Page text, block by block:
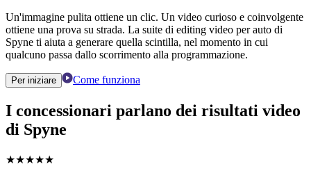
Un'immagine pulita ottiene un clic. Un video curioso e coinvolgente
ottiene una prova su strada. La suite di editing video per auto di
Spyne ti aiuta a generare quella scintilla, nel momento in cui
qualcuno passa dallo scorrimento alla programmazione.
Per iniziare Come funziona
I concessionari parlano dei risultati video
di Spyne
★★★★★